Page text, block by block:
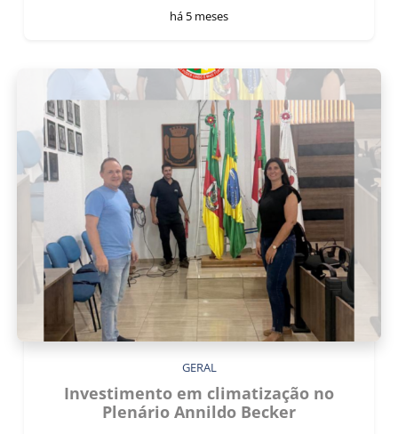
há 5 meses
GERAL
Investimento em climatização no
Plenário Annildo Becker